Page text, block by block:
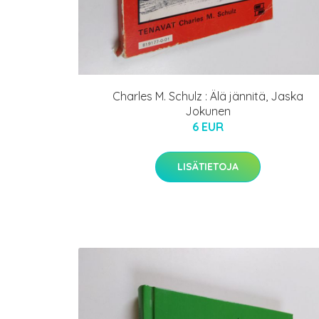
Charles M. Schulz : Älä jännitä, Jaska
Jokunen
6 EUR
LISÄTIETOJA